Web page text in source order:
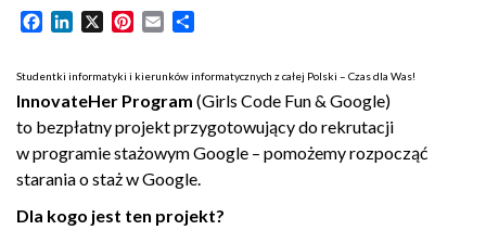
Facebook
LinkedIn Pinterest
Email
Studentki informatyki i kierunków informatycznych z całej Polski – Czas dla Was!
InnovateHer Program (Girls Code Fun & Google)
to bezpłatny projekt przygotowujący do rekrutacji
w programie stażowym Google – pomożemy rozpocząć
starania o staż w Google.
Dla kogo jest ten projekt?